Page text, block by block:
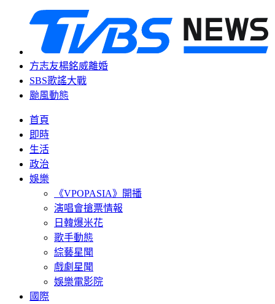
方志友楊銘威離婚
SBS歌謠大戰
颱風動態
首頁
即時
生活
政治
娛樂
《VPOPASIA》開播
演唱會搶票情報
日韓爆米花
歌手動態
綜藝星聞
戲劇星聞
娛樂電影院
國際